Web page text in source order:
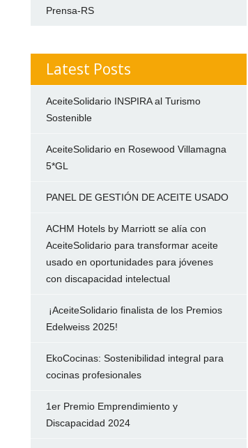
Prensa-RS
Latest Posts
AceiteSolidario INSPIRA al Turismo
Sostenible
AceiteSolidario en Rosewood Villamagna
5*GL
PANEL DE GESTIÓN DE ACEITE USADO
ACHM Hotels by Marriott se alía con
AceiteSolidario para transformar aceite
usado en oportunidades para jóvenes
con discapacidad intelectual
¡AceiteSolidario finalista de los Premios
Edelweiss 2025!
EkoCocinas: Sostenibilidad integral para
cocinas profesionales
1er Premio Emprendimiento y
Discapacidad 2024